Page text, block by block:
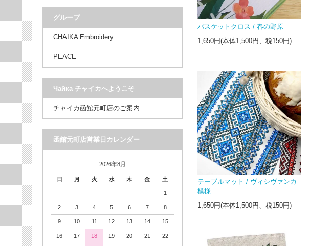
バスケットクロス / 春の野原
1,650円(本体1,500円、税150円)
テーブルマット / ヴィシヴァンカ
模様
1,650円(本体1,500円、税150円)
グループ
CHAIKA Embroidery
PEACE
Чайка チャイカへようこそ
チャイカ函館元町店のご案内
函館元町店営業日カレンダー
2026年8月
日 月 火 水 木 金 土
1
2 3 4 5 6 7 8
9 10 11 12 13 14 15
16 17 18 19 20 21 22